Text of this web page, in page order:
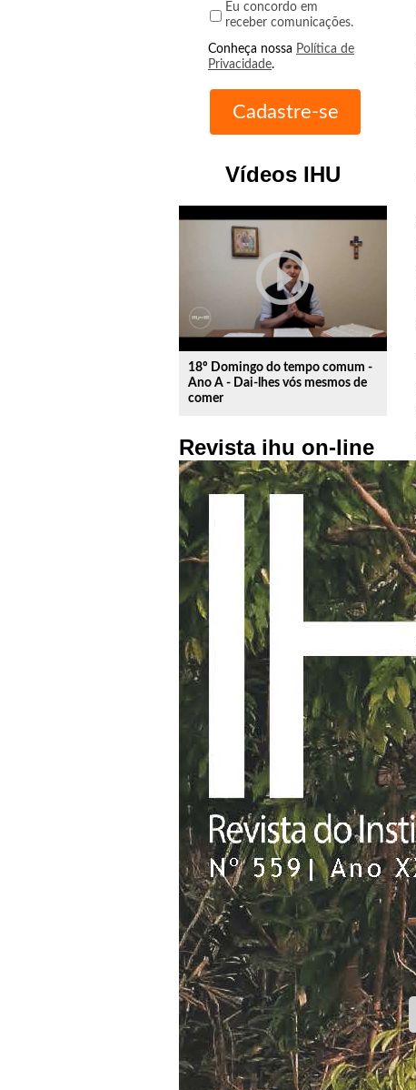
Eu concordo em
receber comunicações.
Conheça nossa Política de
Privacidade.
Vídeos IHU
play_circle_outline
18º Domingo do tempo comum -
Ano A - Dai-lhes vós mesmos de
comer
Revista ihu on-line